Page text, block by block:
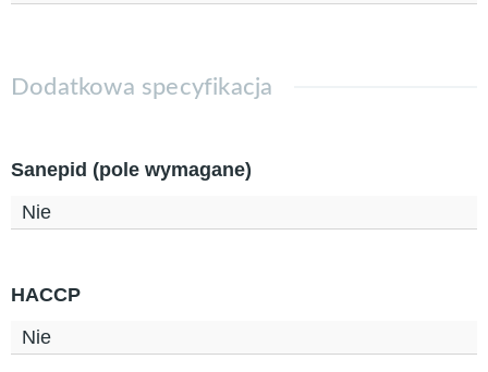
Dodatkowa specyfikacja
Sanepid (pole wymagane)
Nie
HACCP
Nie